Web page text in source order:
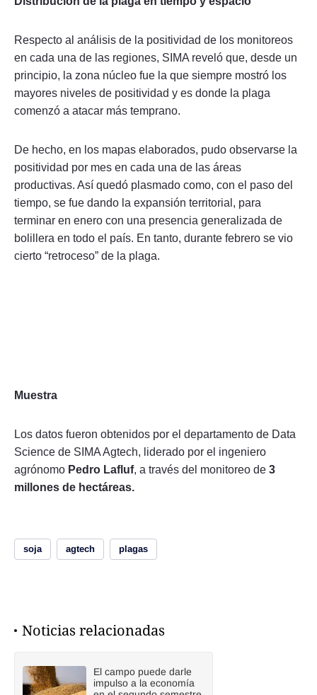
Respecto al análisis de la positividad de los monitoreos
en cada una de las regiones, SIMA reveló que, desde un
principio, la zona núcleo fue la que siempre mostró los
mayores niveles de positividad y es donde la plaga
comenzó a atacar más temprano.
De hecho, en los mapas elaborados, pudo observarse la
positividad por mes en cada una de las áreas
productivas. Así quedó plasmado como, con el paso del
tiempo, se fue dando la expansión territorial, para
terminar en enero con una presencia generalizada de
bolillera en todo el país. En tanto, durante febrero se vio
cierto “retroceso” de la plaga.
Muestra
Los datos fueron obtenidos por el departamento de Data
Science de SIMA Agtech, liderado por el ingeniero
agrónomo Pedro Lafluf, a través del monitoreo de 3
millones de hectáreas.
soja agtech plagas
Noticias relacionadas
El campo puede darle
impulso a la economía